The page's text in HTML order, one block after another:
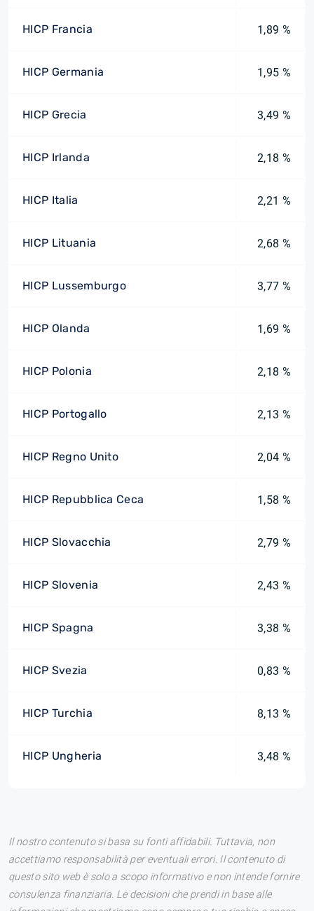
HICP Francia 1,89 %
HICP Germania 1,95 %
HICP Grecia 3,49 %
HICP Irlanda 2,18 %
HICP Italia 2,21 %
HICP Lituania 2,68 %
HICP Lussemburgo 3,77 %
HICP Olanda 1,69 %
HICP Polonia 2,18 %
HICP Portogallo 2,13 %
HICP Regno Unito 2,04 %
HICP Repubblica Ceca 1,58 %
HICP Slovacchia 2,79 %
HICP Slovenia 2,43 %
HICP Spagna 3,38 %
HICP Svezia 0,83 %
HICP Turchia 8,13 %
HICP Ungheria 3,48 %
Il nostro contenuto si basa su fonti affidabili. Tuttavia, non
accettiamo responsabilità per eventuali errori. Il contenuto di
questo sito web è solo a scopo informativo e non intende fornire
consulenza finanziaria. Le decisioni che prendi in base alle